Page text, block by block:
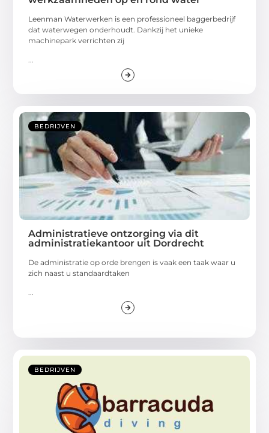
Leenman Waterwerken is een professioneel baggerbedrijf
dat waterwegen onderhoudt. Dankzij het unieke
machinepark verrichten zij
BEDRIJVEN
Administratieve ontzorging via dit
administratiekantoor uit Dordrecht
De administratie op orde brengen is vaak een taak waar u
zich naast u standaardtaken
...
BEDRIJVEN